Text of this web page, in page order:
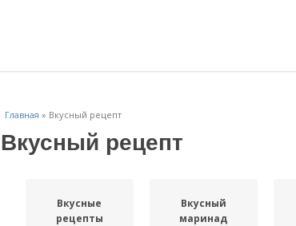
Главная » Вкусный рецепт
Вкусный рецепт
Вкусные
рецепты
Вкусный
маринад